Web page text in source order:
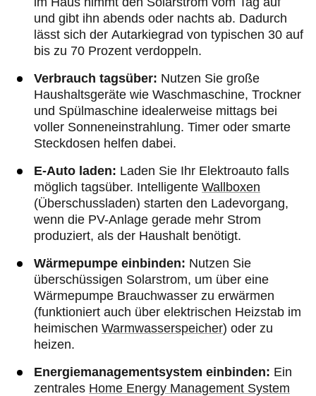
und gibt ihn abends oder nachts ab. Dadurch
lässt sich der Autarkiegrad von typischen 30 auf
bis zu 70 Prozent verdoppeln.
Verbrauch tagsüber: Nutzen Sie große
Haushaltsgeräte wie Waschmaschine, Trockner
und Spülmaschine idealerweise mittags bei
voller Sonneneinstrahlung. Timer oder smarte
Steckdosen helfen dabei.
E-Auto laden: Laden Sie Ihr Elektroauto falls
möglich tagsüber. Intelligente Wallboxen
(Überschussladen) starten den Ladevorgang,
wenn die PV-Anlage gerade mehr Strom
produziert, als der Haushalt benötigt.
Wärmepumpe einbinden: Nutzen Sie
überschüssigen Solarstrom, um über eine
Wärmepumpe Brauchwasser zu erwärmen
(funktioniert auch über elektrischen Heizstab im
heimischen Warmwasserspeicher) oder zu
heizen.
Energiemanagementsystem einbinden: Ein
zentrales Home Energy Management System